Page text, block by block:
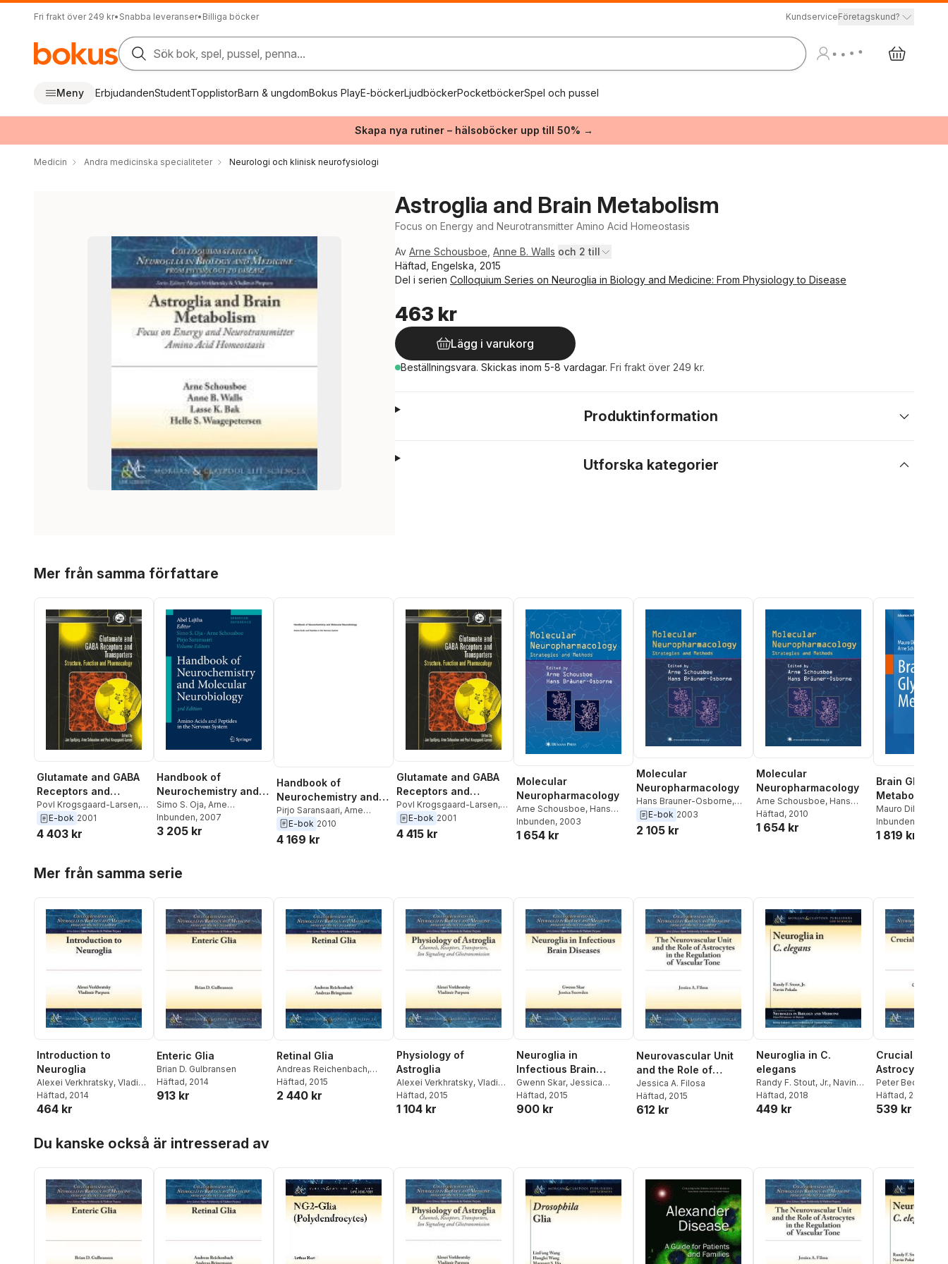
Fri frakt över 249 kr• Snabba leveranser• Billiga böcker KundserviceFöretagskund?
Sök bok, spel, pussel, penna...
Meny ErbjudandenStudentTopplistorBarn & ungdomBokus PlayE-böckerLjudböckerPocketböckerSpel och pussel
Skapa nya rutiner – hälsoböcker upp till 50% →
Medicin Andra medicinska specialiteter Neurologi och klinisk neurofysiologi
Astroglia and Brain Metabolism
Focus on Energy and Neurotransmitter Amino Acid Homeostasis
Av Arne Schousboe Anne B. Walls och 2 till
Häftad, Engelska, 2015
Del i serien Colloquium Series on Neuroglia in Biology and Medicine: From Physiology to Disease
463 kr
Lägg i varukorg
Beställningsvara. Skickas inom 5-8 vardagar. Fri frakt över 249 kr.
Produktinformation
Utforska kategorier
Mer från samma författare
Glutamate and GABA
Receptors and
Transporters
Povl Krogsgaard-Larsen,
Arne Schousboe
Egebjerg
E-bok 2001
4 403 kr
Handbook of
Neurochemistry and
Molecular
Neurobiology
Simo S. Oja, Arne
Schousboe,Pirjo
Saransaari
Inbunden, 2007
3 205 kr
Handbook of
Neurochemistry and
Molecular
Neurobiology
Pirjo Saransaari, Arne
Schousboe,Simo S. Oja
E-bok 2010
4 169 kr
Glutamate and GABA
Receptors and
Transporters
Povl Krogsgaard-Larsen,
Arne Schousboe
Egebjerg
E-bok 2001
4 415 kr
Molecular
Neuropharmacology
Arne Schousboe, Hans
Bräuner-Osborne
Inbunden, 2003
1 654 kr
Molecular
Neuropharmacology
Hans Brauner-Osborne,
Arne Schousboe
E-bok 2003
2 105 kr
Molecular
Neuropharmacology
Arne Schousboe, Hans
Bräuner-Osborne
Häftad, 2010
1 654 kr
Brain
Metabolism
Mauro DiNuzzo
Schousboe
Inbunden
1 819 kr
Mer från samma serie
Introduction to
Neuroglia
Alexei Verkhratsky, Vladimir
Parpura
Häftad, 2014
464 kr
Enteric Glia
Brian D. Gulbransen
Häftad, 2014
913 kr
Retinal Glia
Andreas Reichenbach,
Andreas Bringmann
Häftad, 2015
2 440 kr
Physiology of
Astroglia
Alexei Verkhratsky, Vladimir
Parpura
Häftad, 2015
1 104 kr
Neuroglia in
Infectious Brain
Diseases
Gwenn Skar, Jessica
Snowden
Häftad, 2015
900 kr
Neurovascular Unit
and the Role of
Astrocytes in the
Regulation of Vascular
Tone
Jessica A. Filosa
Häftad, 2015
612 kr
Neuroglia in C.
elegans
Randy F. Stout, Jr., Navin
Pokala, Alexei Verkhratsky
Häftad, 2018
449 kr
Crucial Role
Astrocytes in
Peter Bedner
Steinhäuser
Häftad, 2015
539 kr
Du kanske också är intresserad av